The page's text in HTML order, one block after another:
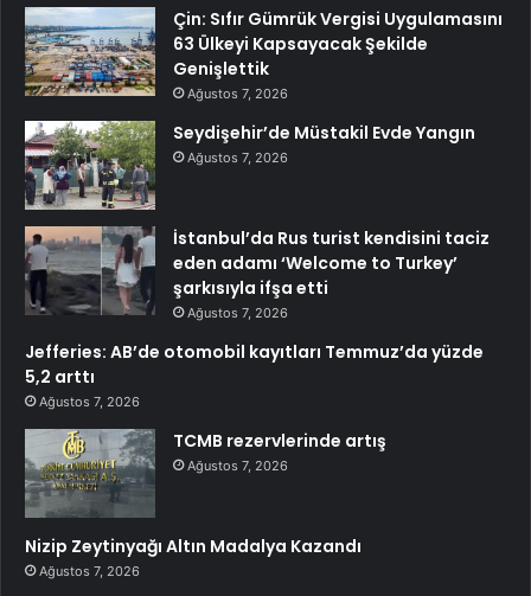
Çin: Sıfır Gümrük Vergisi Uygulamasını
63 Ülkeyi Kapsayacak Şekilde
Genişlettik
Ağustos 7, 2026
Seydişehir’de Müstakil Evde Yangın
Ağustos 7, 2026
İstanbul’da Rus turist kendisini taciz
eden adamı ‘Welcome to Turkey’
şarkısıyla ifşa etti
Ağustos 7, 2026
Jefferies: AB’de otomobil kayıtları Temmuz’da yüzde
5,2 arttı
Ağustos 7, 2026
TCMB rezervlerinde artış
Ağustos 7, 2026
Nizip Zeytinyağı Altın Madalya Kazandı
Ağustos 7, 2026